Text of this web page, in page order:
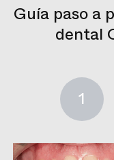
Guía paso a
dental
1